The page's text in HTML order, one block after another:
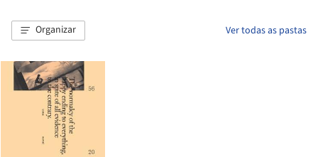
Organizar Ver todas as pastas